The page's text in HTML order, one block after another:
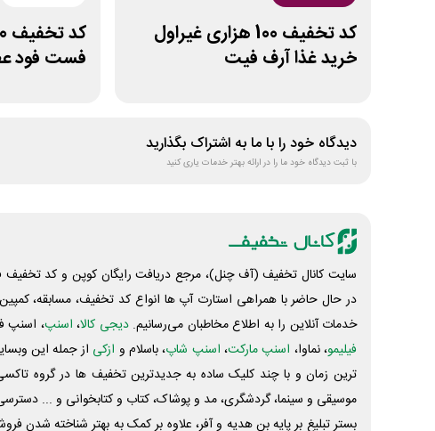
کد تخفیف 100 هزاری غیراول
خرید غذا آرف فیت
فست فود
دیدگاه خود را با ما به اشتراک بگذارید
با ثبت دیدگاه خود ما را در ارائه بهتر خدمات یاری کنید
سایت کانال تخفیف (آف چنل)، مرجع دریافت رایگان کوپن و کد تخفیف
در حال حاضر با همراهی استارت آپ ها انواع کد تخفیف، مسابقه،
خدمات آنلاین را به اطلاع مخاطبان می‌رسانیم. دیجی کالا، اسنپ، اسنپ
فیلیمو، نماوا، اسنپ مارکت، اسنپ شاپ، باسلام و ازکی از جمله این
ترین زمان و با چند کلیک ساده به جدیدترین تخفیف ها در گروه تاکسی
موسیقی و سینما، گردشگری، مد و پوشاک، کتاب و کتابخوانی و ...
بستر تبلیغ بر پایه بن هدیه و آفر، علاوه بر کمک به بهتر شناخته شدن